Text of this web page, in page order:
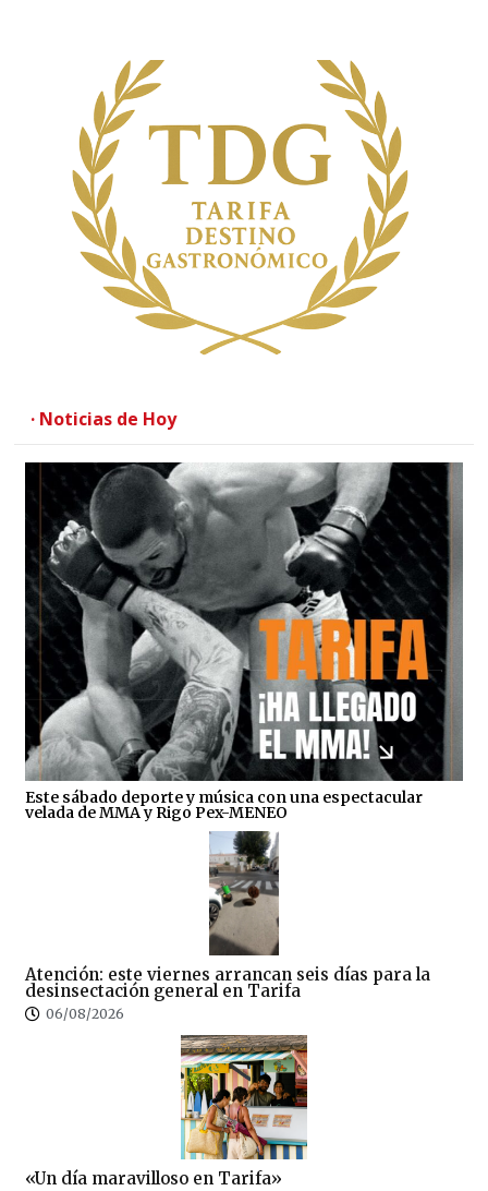
· Noticias de Hoy
Este sábado deporte y música con una espectacular
velada de MMA y Rigo Pex-MENEO
Atención: este viernes arrancan seis días para la
desinsectación general en Tarifa
06/08/2026
«Un día maravilloso en Tarifa»